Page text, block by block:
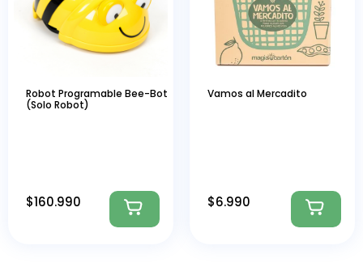
Robot Programable Bee-Bot
(Solo Robot)
$160.990
Vamos al Mercadito
$6.990